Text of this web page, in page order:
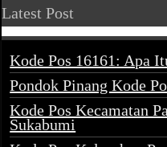
Latest Post
Kode Pos 16161: Apa
Pondok Pinang Kode
Kode Pos Kecamatan
Sukabumi